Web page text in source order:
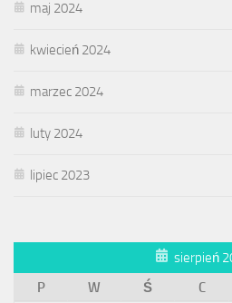
maj 2024
kwiecień 2024
marzec 2024
luty 2024
lipiec 2023
sierpień
P
W Ś C